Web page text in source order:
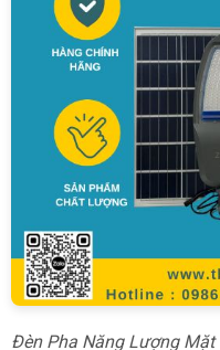
Đèn Pha Năng Lượng Mặt